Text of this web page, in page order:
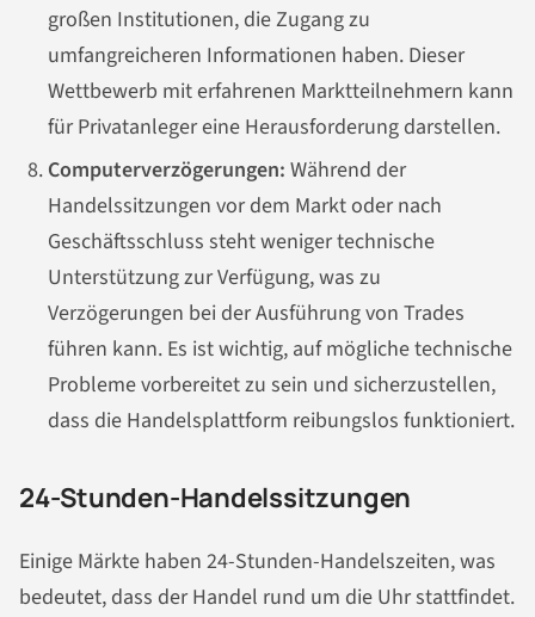
großen Institutionen, die Zugang zu
umfangreicheren Informationen haben. Dieser
Wettbewerb mit erfahrenen Marktteilnehmern kann
für Privatanleger eine Herausforderung darstellen.
Computerverzögerungen: Während der
Handelssitzungen vor dem Markt oder nach
Geschäftsschluss steht weniger technische
Unterstützung zur Verfügung, was zu
Verzögerungen bei der Ausführung von Trades
führen kann. Es ist wichtig, auf mögliche technische
Probleme vorbereitet zu sein und sicherzustellen,
dass die Handelsplattform reibungslos funktioniert.
24-Stunden-Handelssitzungen
Einige Märkte haben 24-Stunden-Handelszeiten, was
bedeutet, dass der Handel rund um die Uhr stattfindet.